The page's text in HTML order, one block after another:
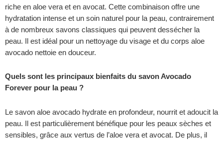
riche en aloe vera et en avocat. Cette combinaison offre une
hydratation intense et un soin naturel pour la peau, contrairement
à de nombreux savons classiques qui peuvent dessécher la
peau. Il est idéal pour un nettoyage du visage et du corps aloe
avocado nettoie en douceur.
Quels sont les principaux bienfaits du savon Avocado
Forever pour la peau ?
Le savon aloe avocado hydrate en profondeur, nourrit et adoucit la
peau. Il est particulièrement bénéfique pour les peaux sèches et
sensibles, grâce aux vertus de l’aloe vera et avocat. De plus, il